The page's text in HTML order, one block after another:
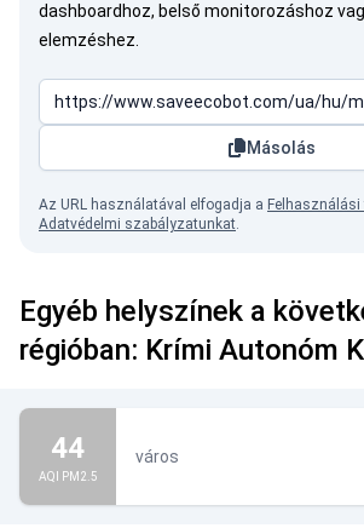
dashboardhoz, belső monitorozáshoz
elemzéshez.
Másolás
Az URL használatával elfogadja a Felhasználási
Adatvédelmi szabályzatunkat.
Egyéb helyszínek a
régióban: Krími Autonóm
44
AQI PM2.5
város